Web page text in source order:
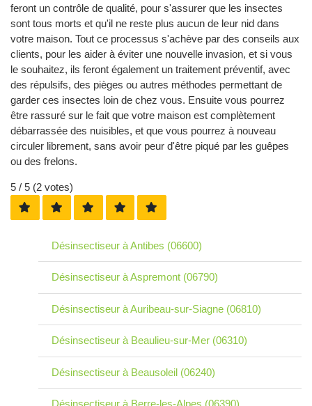
feront un contrôle de qualité, pour s'assurer que les insectes
sont tous morts et qu'il ne reste plus aucun de leur nid dans
votre maison. Tout ce processus s'achève par des conseils aux
clients, pour les aider à éviter une nouvelle invasion, et si vous
le souhaitez, ils feront également un traitement préventif, avec
des répulsifs, des pièges ou autres méthodes permettant de
garder ces insectes loin de chez vous. Ensuite vous pourrez
être rassuré sur le fait que votre maison est complètement
débarrassée des nuisibles, et que vous pourrez à nouveau
circuler librement, sans avoir peur d'être piqué par les guêpes
ou des frelons.
5 / 5 (2 votes)
Désinsectiseur à Antibes (06600)
Désinsectiseur à Aspremont (06790)
Désinsectiseur à Auribeau-sur-Siagne (06810)
Désinsectiseur à Beaulieu-sur-Mer (06310)
Désinsectiseur à Beausoleil (06240)